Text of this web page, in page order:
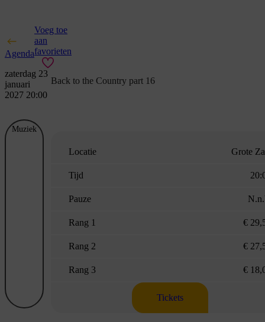
Agenda
Voeg toe
aan
favorieten
zaterdag 23
januari
2027 20:00
Back to the Country part 16
Muziek
Locatie Grote
Tijd
Pauze
Rang 1 €
Rang 2 €
Rang 3 €
Tickets